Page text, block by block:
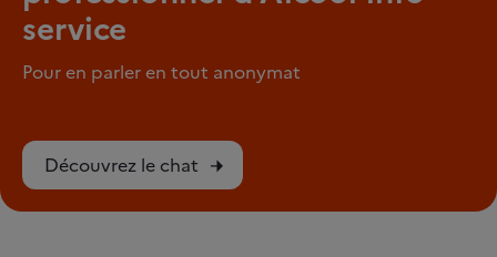
service
Pour en parler en tout anonymat
Découvrez le chat